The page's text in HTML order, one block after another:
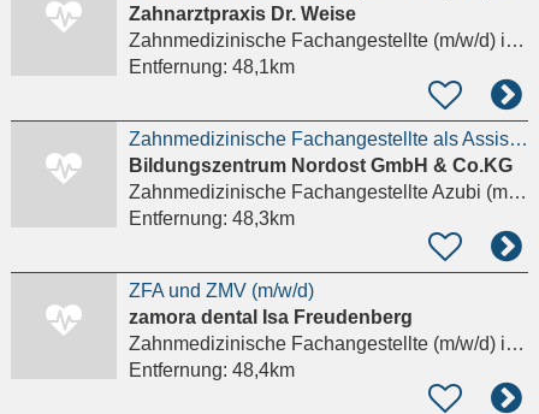
Zahnarztpraxis Dr. Weise
Zahnmedizinische Fachangestellte (m/w/d)in Rostock
Entfernung: 48,1km
Zahnmedizinische Fachangestellte als Assistenz - ZFA (m/w/d)
Bildungszentrum Nordost GmbH & Co.KG
Zahnmedizinische Fachangestellte Azubi (m/w/d)
Entfernung: 48,3km
ZFA und ZMV (m/w/d)
zamora dental Isa Freudenberg
Zahnmedizinische Fachangestellte (m/w/d)in Rostock
Entfernung: 48,4km